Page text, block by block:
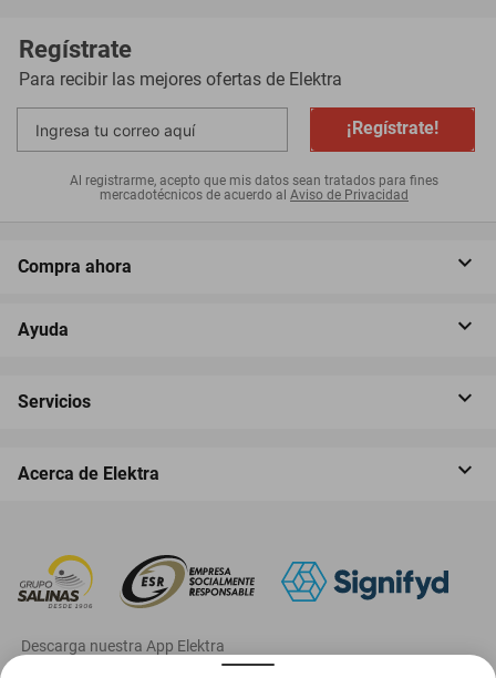
Regístrate
Para recibir las mejores ofertas de Elektra
¡Regístrate!
Al registrarme, acepto que mis datos sean tratados para fines
mercadotécnicos de acuerdo al Aviso de Privacidad
Compra ahora
Ayuda
Servicios
Acerca de Elektra
‎ Descarga nuestra App Elektra